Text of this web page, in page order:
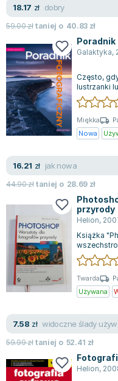
18.17 zł dobry
59.00złtaniej o 40.83 zł
Galaktyka,
Często,
lustrzanki
Miękka
Nowa
16.21 zł jak nowa
44.90złtaniej o 28.69 zł
przyrody
Helion,
Książka
fotografii
Twarda
Używana
7.58 zł widoczne ślady
59.99złtaniej o 52.41 zł
Helion,